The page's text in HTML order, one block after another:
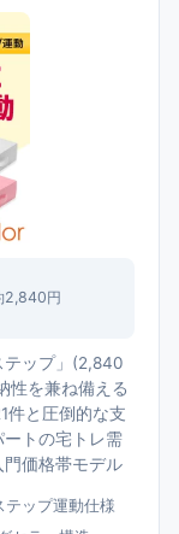
2,840円
テップ」(2,840
性を兼ね備える
件と圧倒的な支
トの宅トレ需
価格帯モデル
テップ運動仕様